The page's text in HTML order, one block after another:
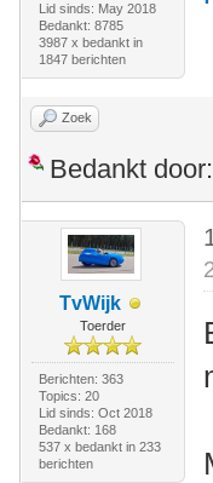
Lid sinds: May 2018
Bedankt: 8785
3987 x bedankt in
1847 berichten
Zoek
Bedankt door:
TvWijk
Toerder
Berichten: 363
Topics: 20
Lid sinds: Oct 2018
Bedankt: 168
537 x bedankt in 233
berichten